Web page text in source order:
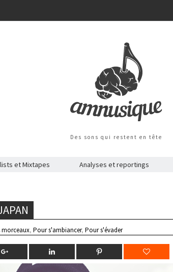
Des sons qui restent en tête
et Mixtapes Analyses et reportings
morceaux,Pour s'ambiancer,Pour s'évader